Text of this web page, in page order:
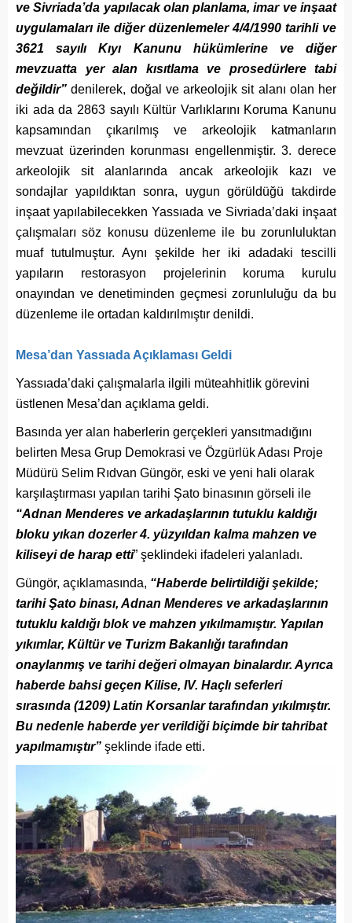
ve Sivriada’da yapılacak olan planlama, imar ve inşaat
uygulamaları ile diğer düzenlemeler 4/4/1990 tarihli ve
3621 sayılı Kıyı Kanunu hükümlerine ve diğer
mevzuatta yer alan kısıtlama ve prosedürlere tabi
değildir” denilerek, doğal ve arkeolojik sit alanı olan her
iki ada da 2863 sayılı Kültür Varlıklarını Koruma Kanunu
kapsamından çıkarılmış ve arkeolojik katmanların
mevzuat üzerinden korunması engellenmiştir. 3. derece
arkeolojik sit alanlarında ancak arkeolojik kazı ve
sondajlar yapıldıktan sonra, uygun görüldüğü takdirde
inşaat yapılabilecekken Yassıada ve Sivriada’daki inşaat
çalışmaları söz konusu düzenleme ile bu zorunluluktan
muaf tutulmuştur. Aynı şekilde her iki adadaki tescilli
yapıların restorasyon projelerinin koruma kurulu
onayından ve denetiminden geçmesi zorunluluğu da bu
düzenleme ile ortadan kaldırılmıştır denildi.
Mesa’dan Yassıada Açıklaması Geldi
Yassıada’daki çalışmalarla ilgili müteahhitlik görevini
üstlenen Mesa’dan açıklama geldi.
Basında yer alan haberlerin gerçekleri yansıtmadığını
belirten Mesa Grup Demokrasi ve Özgürlük Adası Proje
Müdürü Selim Rıdvan Güngör, eski ve yeni hali olarak
karşılaştırması yapılan tarihi Şato binasının görseli ile
“Adnan Menderes ve arkadaşlarının tutuklu kaldığı
bloku yıkan dozerler 4. yüzyıldan kalma mahzen ve
kiliseyi de harap etti” şeklindeki ifadeleri yalanladı.
Güngör, açıklamasında, “Haberde belirtildiği şekilde;
tarihi Şato binası, Adnan Menderes ve arkadaşlarının
tutuklu kaldığı blok ve mahzen yıkılmamıştır. Yapılan
yıkımlar, Kültür ve Turizm Bakanlığı tarafından
onaylanmış ve tarihi değeri olmayan binalardır. Ayrıca
haberde bahsi geçen Kilise, IV. Haçlı seferleri
sırasında (1209) Latin Korsanlar tarafından yıkılmıştır.
Bu nedenle haberde yer verildiği biçimde bir tahribat
yapılmamıştır” şeklinde ifade etti.